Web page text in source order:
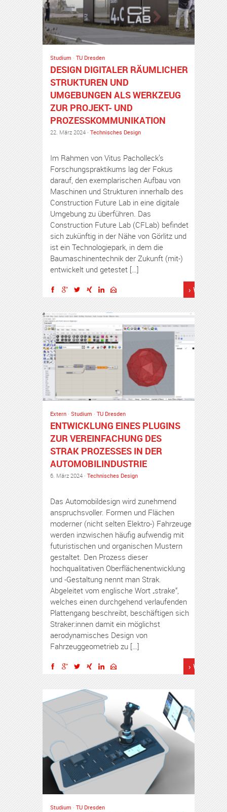
Studium · TU Dresden
DESIGN DIGITALER RÄUMLICHER
STRUKTUREN UND
UMGEBUNGEN ALS WERKZEUG
ZUR PROJEKT- UND
PROZESSKOMMUNIKATION
22. März 2024 · Technisches Design
Im Rahmen von Vitus Pacholleck’s
Forschungspraktikums lag der Fokus
darauf, den exemplarischen Aufbau von
Maschinen und Strukturen innerhalb des
Construction Future Lab in eine digitale
Umgebung zu überführen. Das
Construction Future Lab (CFLab) befindet
sich zukünftig in der Nähe von Görlitz und
ist ein Technologiepark, in dem die
Baumaschinentechnik der Zukunft (mit-)
entwickelt und getestet […]
›
Extern · Studium · TU Dresden
ENTWICKLUNG EINES PLUGINS
ZUR VEREINFACHUNG DES
STRAK PROZESSES IN DER
AUTOMOBILINDUSTRIE
6. März 2024 · Technisches Design
Das Automobildesign wird zunehmend
anspruchsvoller. Formen und Flächen
moderner (nicht selten Elektro-) Fahrzeuge
werden inzwischen häufig aufwendig mit
futuristischen und organischen Mustern
gestaltet. Den Prozess dieser
hochqualitativen Oberflächenentwicklung
und -Gestaltung nennt man Strak.
Abgeleitet vom englische Wort „strake“,
welches einen durchgehend verlaufenden
Plattengang beschreibt, beschäftigen sich
Straker:innen damit ein möglichst
aerodynamisches Design von
Fahrzeuggeometrieb zu […]
›
Studium · TU Dresden